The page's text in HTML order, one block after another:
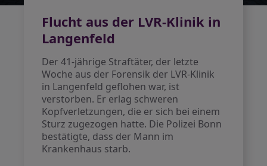
Flucht aus der LVR-Klinik in
Langenfeld
Der 41-jährige Straftäter, der letzte
Woche aus der Forensik der LVR-Klinik
in Langenfeld geflohen war, ist
verstorben. Er erlag schweren
Kopfverletzungen, die er sich bei einem
Sturz zugezogen hatte. Die Polizei Bonn
bestätigte, dass der Mann im
Krankenhaus starb.